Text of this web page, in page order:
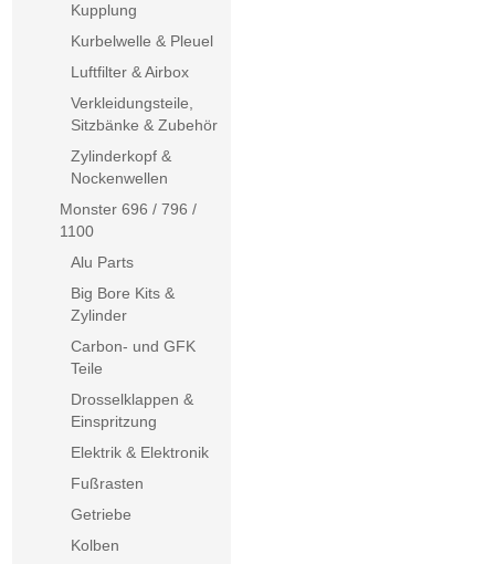
Kupplung
Kurbelwelle & Pleuel
Luftfilter & Airbox
Verkleidungsteile,
Sitzbänke & Zubehör
Zylinderkopf &
Nockenwellen
Monster 696 / 796 /
1100
Alu Parts
Big Bore Kits &
Zylinder
Carbon- und GFK
Teile
Drosselklappen &
Einspritzung
Elektrik & Elektronik
Fußrasten
Getriebe
Kolben